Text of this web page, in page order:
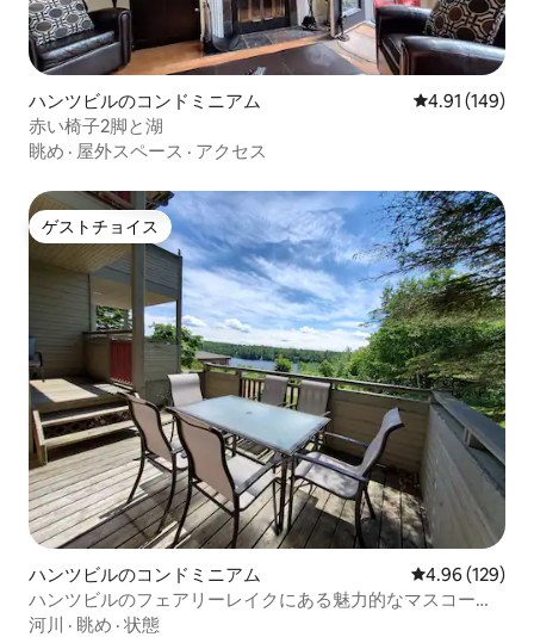
ハンツビルのコンドミニアム レビュー149
4.91 (149)
赤い椅子2脚と湖
眺め · 屋外スペース · アクセス
ゲストチョイス
ゲストチョイス
ハンツビルのコンドミニアム レビュー129
4.96 (129)
ハンツビルのフェアリーレイクにある魅力的なマスコーカ
の宿泊先
河川 · 眺め · 状態